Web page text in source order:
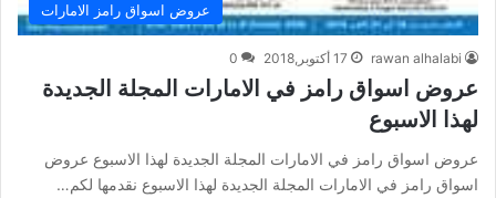
عروض اسواق رامز الامارات
rawan alhalabi 17 أكتوبر,2018 0
عروض اسواق رامز في الامارات المجلة الجديدة
لهذا الاسبوع
عروض اسواق رامز في الامارات المجلة الجديدة لهذا الاسبوع عروض
اسواق رامز في الامارات المجلة الجديدة لهذا الاسبوع نقدمها لكم…